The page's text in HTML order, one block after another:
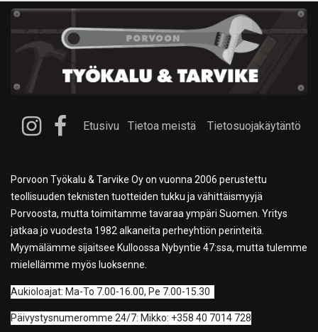
Etusivu Tietoa meistä Tietosuojakäytäntö
Porvoon Työkalu & Tarvike Oy on vuonna 2006 perustettu
teollisuuden teknisten tuotteiden tukku ja vähittäismyyjä
Porvoosta, mutta toimitamme tavaraa ympäri Suomen. Yritys
jatkaa jo vuodesta 1982 alkaneita perheyhtiön perinteitä.
Myymälämme sijaitsee Kulloossa Nybyntie 47:ssa, mutta tulemme
mielellämme myös luoksenne.
Aukioloajat: Ma-To 7.00-16.00, Pe 7.00-15.30
Päivystysnumeromme 24/7: Mikko: +358 40 7014 728